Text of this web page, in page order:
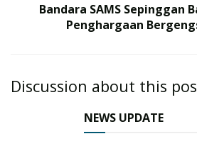
Bandara SAMS Sepinggan
Penghargaan
Discussion about this
NEWS UPDATE